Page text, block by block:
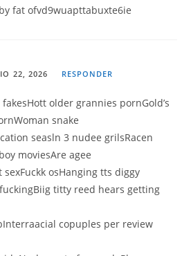
fat ofvd9wuapttabuxte6ie
22, 2026 RESPONDER
older grannies pornGold’s
snake
seasln 3 nudee grilsRacen
moviesAre agee
osHanging tts diggy
titty reed hears getting
copuples per review